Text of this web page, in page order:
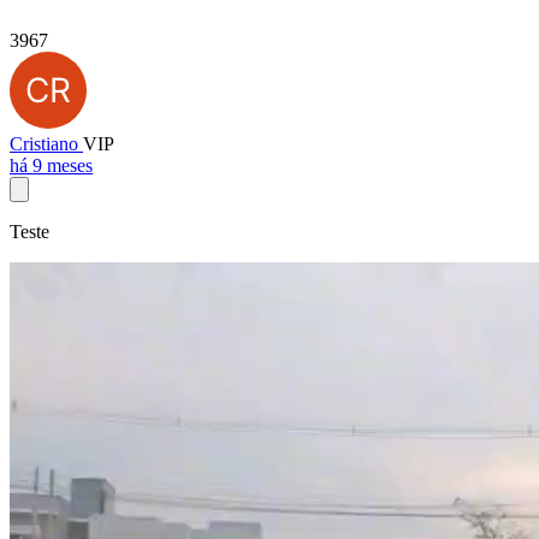
3967
Cristiano VIP
há 9 meses
Teste